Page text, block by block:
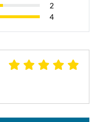
2
4